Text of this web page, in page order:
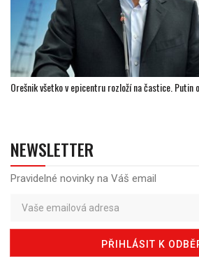
Orešnik všetko v epicentru rozloží na častice. Putin
NEWSLETTER
Pravidelné novinky na Váš email